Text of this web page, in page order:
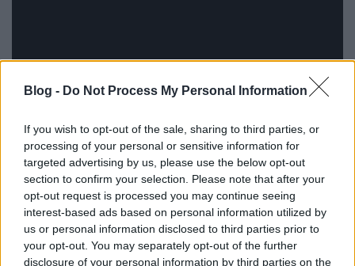
Blog - Do Not Process My Personal Information
If you wish to opt-out of the sale, sharing to third parties, or
processing of your personal or sensitive information for
targeted advertising by us, please use the below opt-out
section to confirm your selection. Please note that after your
opt-out request is processed you may continue seeing
interest-based ads based on personal information utilized by
us or personal information disclosed to third parties prior to
your opt-out. You may separately opt-out of the further
disclosure of your personal information by third parties on the
És persze ott van még a fő attrakció: a hajóállomás
előtt ötven méterrelaz a bizonyos 180 fokos forduló
mely végén hátrázva (tolatva) kell beállni a
kiszállóhely mellé. Teljesen más érzés ide